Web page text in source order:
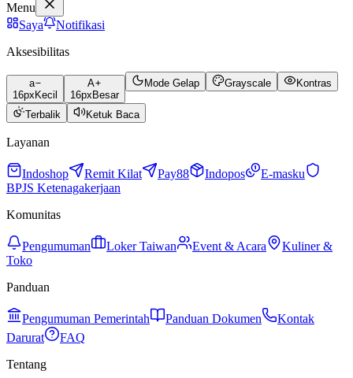
Menu
Saya
Notifikasi
Aksesibilitas
a
16px Kecil
A
16px Besar
Mode Gelap Grayscale Kontras
Terbalik Ketuk Baca
Layanan
Indoshop Remit Kilat Pay88 Indopos
E-masku
BPJS Ketenagakerjaan
Komunitas
Pengumuman Loker Taiwan Event & Acara
Kuliner &
Toko
Panduan
Pengumuman Pemerintah Panduan Dokumen
Kontak
Darurat
FAQ
Tentang